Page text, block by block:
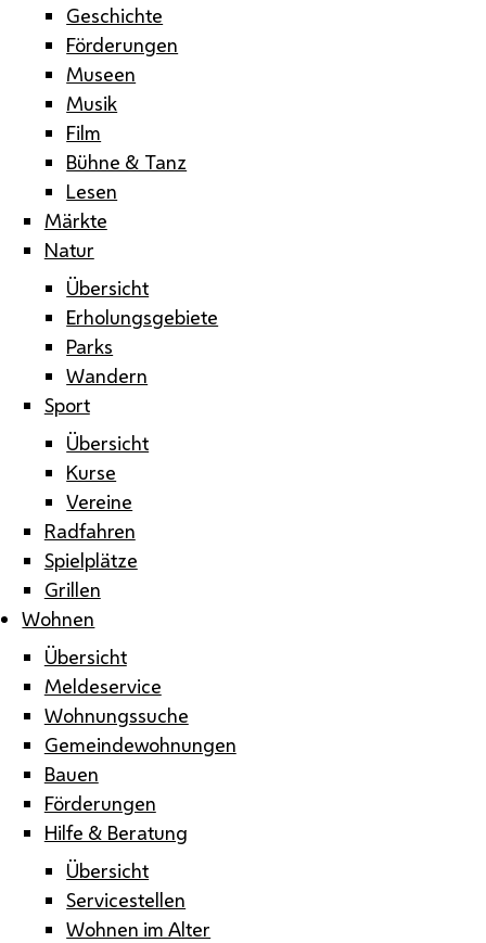
Geschichte
Förderungen
Museen
Musik
Film
Bühne & Tanz
Lesen
Märkte
Natur
Übersicht
Erholungsgebiete
Parks
Wandern
Sport
Übersicht
Kurse
Vereine
Radfahren
Spielplätze
Grillen
Wohnen
Übersicht
Meldeservice
Wohnungssuche
Gemeindewohnungen
Bauen
Förderungen
Hilfe & Beratung
Übersicht
Servicestellen
Wohnen im Alter